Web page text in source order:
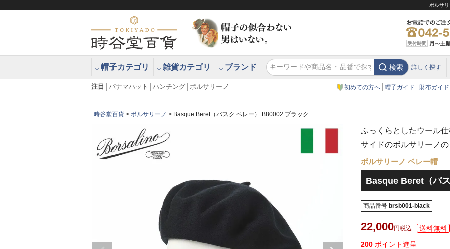
ボルサ
帽子カテゴリ 雑貨カテゴリ ブランド 検索 詳しく探す
注目 パナマハット ハンチング ボルサリーノ 初めての方へ 帽子ガイド 財布ガイド
時谷堂百貨 ボルサリーノ Basque Beret（バスク ベレー） B80002 ブラック
ふっくらとしたウール
サイドのボルサリーノ
ボルサリーノ ベレー帽
Basque Beret（バ
商品番号 brsb001-black
22,000 税込
200 ポイント進呈